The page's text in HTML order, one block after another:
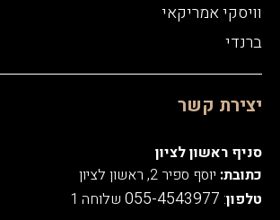
וויסקי אמריקאי
ברנדי
יצירת קשר
סניף ראשון לציון
כתובת: יוסף ספיר 2, ראשון לציון
טלפון:
055-4543977 שלוחה 1